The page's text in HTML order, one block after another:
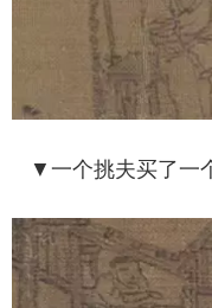
▼一个挑夫买了一